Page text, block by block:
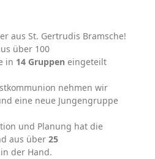
aus St. Gertrudis Bramsche!
über 100
in 14 Gruppen eingeteilt
nehmen wir
eine neue Jungengruppe
und Planung hat die
aus über 25
in der Hand.